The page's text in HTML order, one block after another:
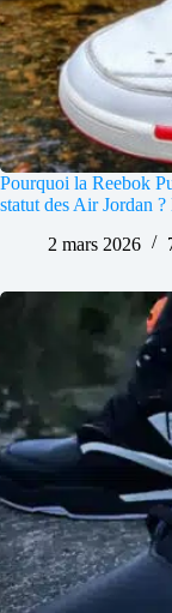
Pourquoi la Reebok
statut des Air Jordan ?
2 mars 2026